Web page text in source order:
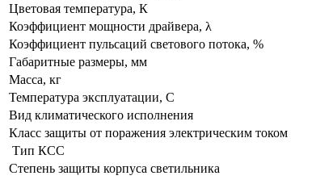
Цветовая температура, К
Коэффициент мощности драйвера, λ
Коэффициент пульсаций светового потока, %
Габаритные размеры, мм
Масса, кг
Температура эксплуатации, С
Вид климатического исполнения
Класс защиты от поражения электрическим током
Тип КСС
Степень защиты корпуса светильника